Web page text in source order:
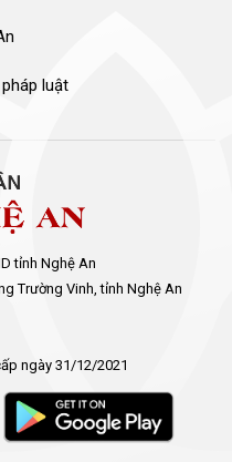
luật
tỉnh Nghệ An
Trường Vinh, tỉnh Nghệ An
ngày 31/12/2021